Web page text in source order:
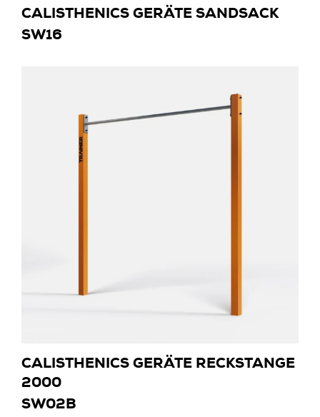
CALISTHENICS GERÄTE SANDSACK
SW16
CALISTHENICS GERÄTE RECKSTANGE
2000
SW02B